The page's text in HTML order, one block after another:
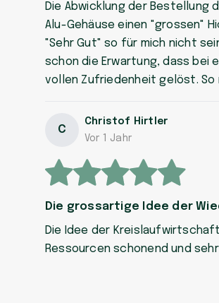
Die Abwicklung der Bestellung
Alu-Gehäuse einen "grossen"
"Sehr Gut" so für mich nicht
schon die Erwartung, dass bei
vollen Zufriedenheit gelöst. So
C
Christof Hirtler
Vor 1 Jahr
Die grossartige Idee der
Die Idee der
Ressourcen schonend und